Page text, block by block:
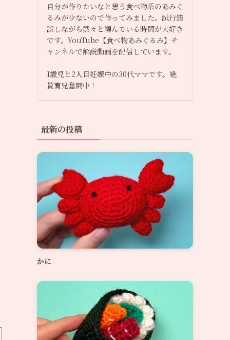
自分が作りたいなと思う食べ物系のあみぐ
るみが少ないので作ってみました。試行錯
誤しながら黙々と編んでいる時間が大好き
です。YouTube【食べ物あみぐるみ】チ
ャンネルで解説動画を配信しています。
1歳児と2人目妊娠中の30代ママです。絶
賛育児奮闘中！
最新の投稿
かに